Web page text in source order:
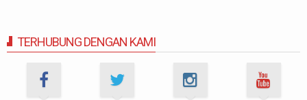
TERHUBUNG DENGAN KAMI